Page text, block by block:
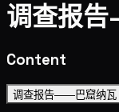
调查报
Content
调查报告——巴窟纳瓦